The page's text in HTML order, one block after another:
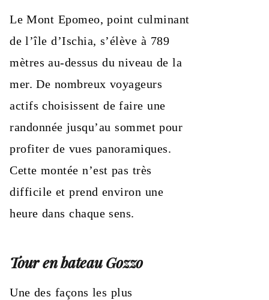
Le Mont Epomeo, point culminant
de l’île d’Ischia, s’élève à 789
mètres au-dessus du niveau de la
mer. De nombreux voyageurs
actifs choisissent de faire une
randonnée jusqu’au sommet pour
profiter de vues panoramiques.
Cette montée n’est pas très
difficile et prend environ une
heure dans chaque sens.
Tour en bateau Gozzo
Une des façons les plus